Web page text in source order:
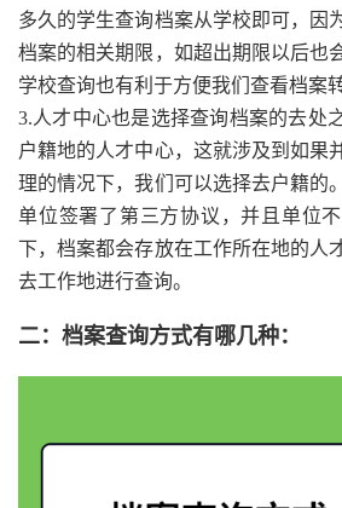
多久的学生查询档案从学校即可，因
档案的相关期限，如超出期限以后也
学校查询也有利于方便我们查看档案
3.人才中心也是选择查询档案的去处
户籍地的人才中心，这就涉及到如果
理的情况下，我们可以选择去户籍的
单位签署了第三方协议，并且单位
下，档案都会存放在工作所在地的人
去工作地进行查询。
二：档案查询方式有哪几种：